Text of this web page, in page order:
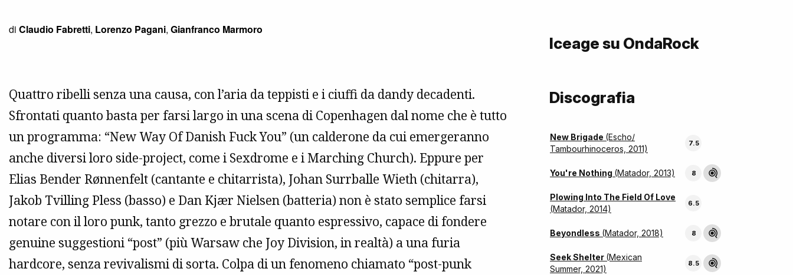
di Claudio Fabretti, Lorenzo Pagani, Gianfranco Marmoro
Quattro ribelli senza una causa, con l’aria da teppisti e i ciuffi da dandy decadenti.
Sfrontati quanto basta per farsi largo in una scena di Copenhagen dal nome che è tutto
un programma: “New Way Of Danish Fuck You” (un calderone da cui emergeranno
anche diversi loro side-project, come i Sexdrome e i Marching Church). Eppure per
Elias Bender Rønnenfelt (cantante e chitarrista), Johan Surrballe Wieth (chitarra),
Jakob Tvilling Pless (basso) e Dan Kjær Nielsen (batteria) non è stato semplice farsi
notare con il loro punk, tanto grezzo e brutale quanto espressivo, capace di fondere
genuine suggestioni “post” (più Warsaw che Joy Division, in realtà) a una furia
hardcore, senza revivalismi di sorta. Colpa di un fenomeno chiamato “post-punk
Iceage su OndaRock
Discografia
New Brigade (Escho/
Tambourhinoceros, 2011)
7.5
You're Nothing (Matador, 2013) 8
Plowing Into The Field Of Love
(Matador, 2014)
6.5
Beyondless (Matador, 2018) 8
Seek Shelter (Mexican
Summer, 2021)
8.5